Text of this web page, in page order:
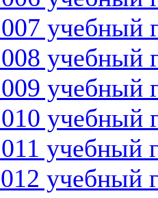
учебный
учебный
учебный
учебный
учебный
учебный